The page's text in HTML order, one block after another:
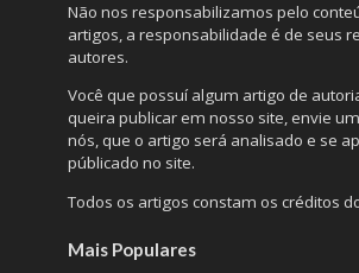
Não nos responsabilizamos pelo
artigos, a responsabilidade é de seus
autores.
Você que possuí algum artigo de
queira publicar em nosso site, envie
nós, que o artigo será analisado e se
públicado no site.
Todos os artigos constam os créditos
Mais Populares